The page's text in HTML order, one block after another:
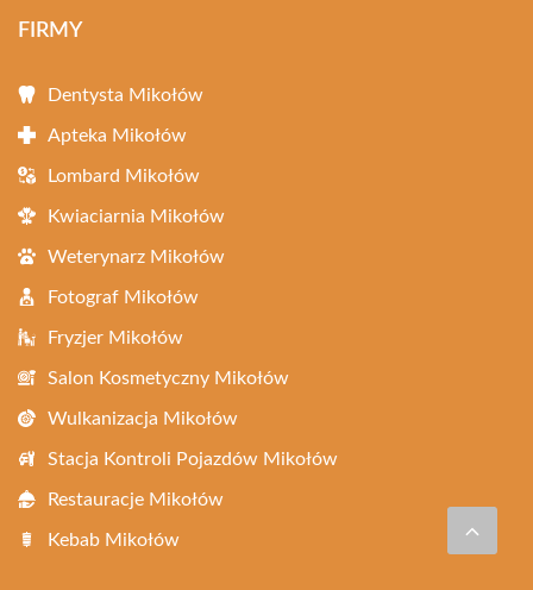
FIRMY
Dentysta Mikołów
Apteka Mikołów
Lombard Mikołów
Kwiaciarnia Mikołów
Weterynarz Mikołów
Fotograf Mikołów
Fryzjer Mikołów
Salon Kosmetyczny Mikołów
Wulkanizacja Mikołów
Stacja Kontroli Pojazdów Mikołów
Restauracje Mikołów
Kebab Mikołów